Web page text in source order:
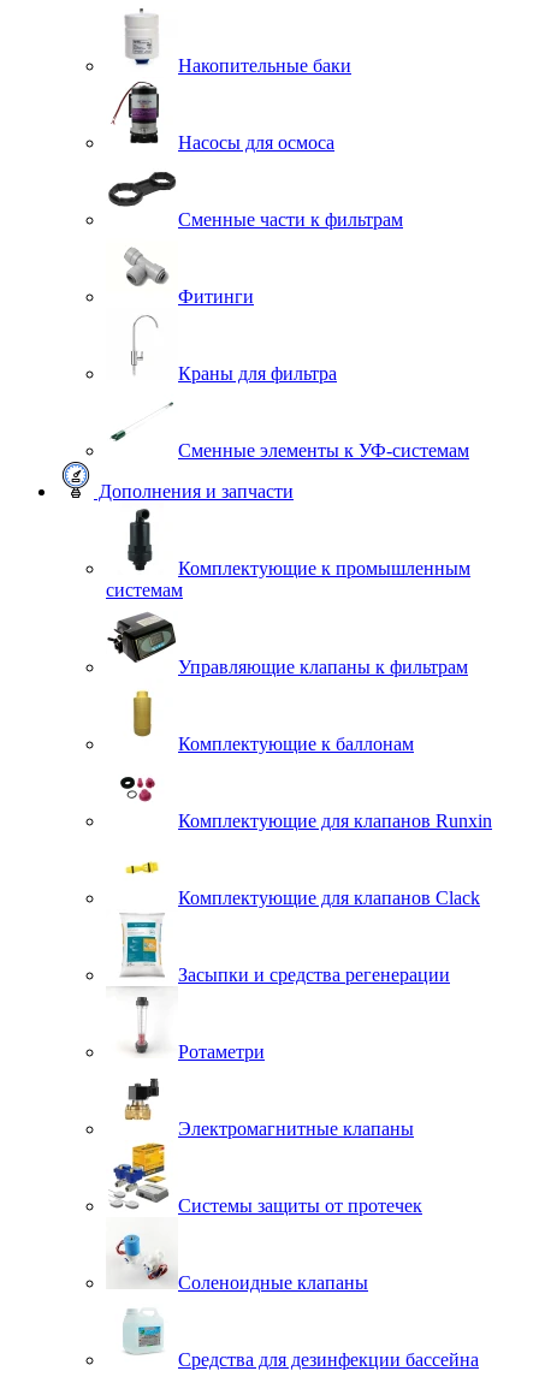
Накопительные баки
Насосы для осмоса
Сменные части к фильтрам
Фитинги
Краны для фильтра
Сменные элементы к УФ-системам
Дополнения и запчасти
Комплектующие к промышленным
системам
Управляющие клапаны к фильтрам
Комплектующие к баллонам
Комплектующие для клапанов Runxin
Комплектующие для клапанов Clack
Засыпки и средства регенерации
Ротаметри
Электромагнитные клапаны
Системы защиты от протечек
Соленоидные клапаны
Средства для дезинфекции бассейна